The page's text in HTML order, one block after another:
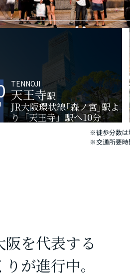
TENNOJI
天王寺駅
JR大阪環状線｢森ノ宮｣駅よ
り「天王寺」駅へ10分
※徒歩分数は
※交通所要時
を代表する
が進行中。